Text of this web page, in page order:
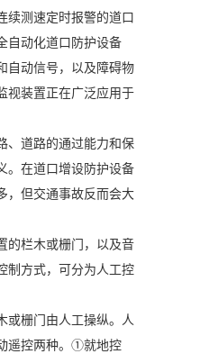
续测速定时报警的道口
自动化道口防护设备
自动信号，以及障碍物
视装置正在广泛应用于
、道路的通过能力和保
。在道口增设防护设备
，但交通事故反而会大
的栏木或栅门，以及音
制方式，可分为人工控
栅门由人工操纵。人
遥控两种。①就地控